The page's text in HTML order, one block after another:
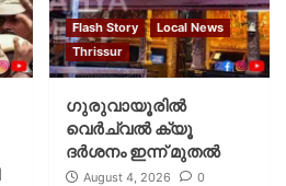
Flash Story
Local News
Thrissur
ഗുരുവായൂരില്‍
വെര്‍ച്വല്‍ ക്യൂ
ദര്‍ശനം ഇന്ന് മുതല്‍
August 4, 2026 0